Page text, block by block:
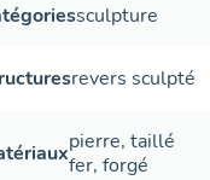
sculpture
revers sculpté
pierre, taillé
fer, forgé